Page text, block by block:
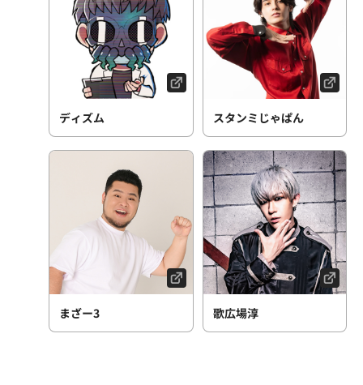
ディズム スタンミじゃぱん
まざー3 歌広場淳